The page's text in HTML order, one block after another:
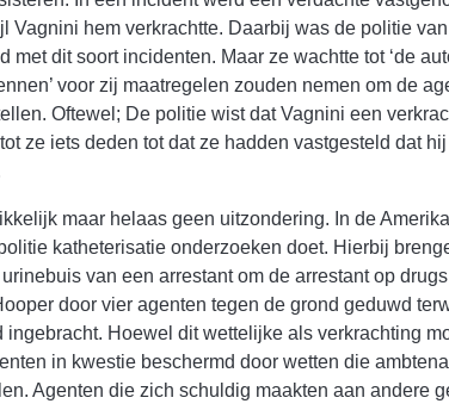
Vagnini hem verkrachtte. Daarbij was de politie
met dit soort incidenten. Maar ze wachtte tot ‘de
voor zij maatregelen zouden nemen om de
Oftewel; De politie wist dat Vagnini een
ze iets deden tot dat ze hadden vastgesteld dat
maar helaas geen uitzondering. In de
katheterisatie onderzoeken doet. Hierbij
van een arrestant om de arrestant op
door vier agenten tegen de grond geduwd
ingebracht. Hoewel dit wettelijke als verkrachting
in kwestie beschermd door wetten die
Agenten die zich schuldig maakten aan andere